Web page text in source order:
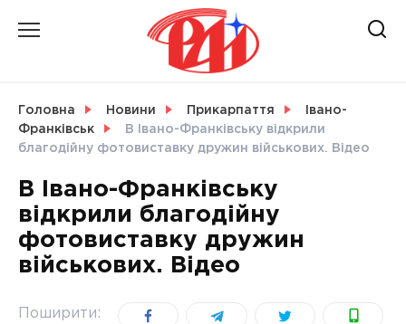
СВІТ
УКРАЇНА
Головна Новини Прикарпаття
Івано-
Франківськ
В Івано-Франківську відкрили
благодійну фотовиставку дружин військових. Відео
В Івано-Франківську
відкрили благодійну
фотовиставку дружин
військових. Відео
Поширити: